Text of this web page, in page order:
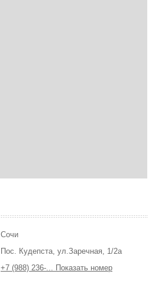
Сочи
Пос. Кудепста, ул.Заречная, 1/2а
+7 (988) 236-... Показать номер